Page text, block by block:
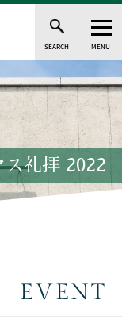
SEARCH MENU
礼拝 2022
EVENT